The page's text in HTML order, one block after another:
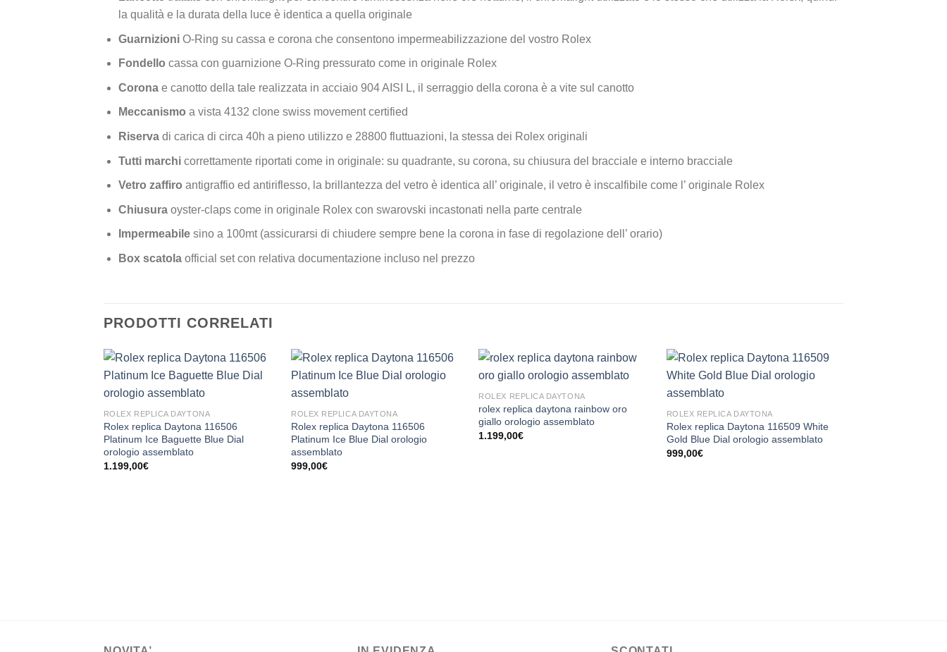
la qualità e la durata della luce è identica a quella originale
GuarnizioniO-Ring su cassa e corona che consentono impermeabilizzazione del vostro Rolex
Fondello cassa con guarnizione O-Ring pressurato come in originale Rolex
Coronae canotto della tale realizzata in acciaio 904 AISI L, il serraggio della corona è a vite sul canotto
Meccanismo a vista 4132 clone swiss movement certified
Riservadi carica di circa 40h a pieno utilizzo e 28800 fluttuazioni, la stessa dei Rolex originali
Tutti marchi correttamente riportati come in originale: su quadrante, su corona, su chiusura del bracciale e interno bracciale
Vetro zaffiro antigraffio ed antiriflesso, la brillantezza del vetro è identica all’ originale, il vetro è inscalfibile come l’ originale Rolex
Chiusuraoyster-claps come in originale Rolex con swarovski incastonati nella parte centrale
Impermeabilesino a 100mt (assicurarsi di chiudere sempre bene la corona in fase di regolazione dell’ orario)
Box scatolaofficial set con relativa documentazione incluso nel prezzo
PRODOTTI CORRELATI
ROLEX REPLICA DAYTONA
Rolex replica Daytona 116506
Platinum Ice Baguette Blue Dial
orologio assemblato
1.199,00€
ROLEX REPLICA DAYTONA
Rolex replica Daytona 116506
Platinum Ice Blue Dial orologio
assemblato
999,00€
ROLEX REPLICA DAYTONA
rolex replica daytona rainbow oro
giallo orologio assemblato
1.199,00€
ROLEX REPLICA DAYTONA
Rolex replica Daytona 116509 White
Gold Blue Dial orologio assemblato
999,00€